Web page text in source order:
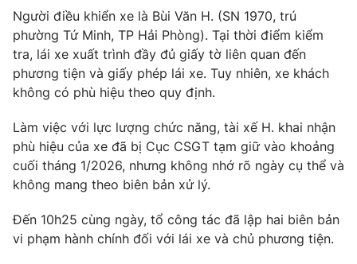
Thị trường
Tư vấn
Lịch phát sóng
Chuyên mục khác
Photo Infographic
Người điều khiển xe là Bùi Văn H. (SN 1970, trú
phường Tứ Minh, TP Hải Phòng). Tại thời điểm kiểm
tra, lái xe xuất trình đầy đủ giấy tờ liên quan đến
phương tiện và giấy phép lái xe. Tuy nhiên, xe khách
không có phù hiệu theo quy định.
Làm việc với lực lượng chức năng, tài xế H. khai nhận
phù hiệu của xe đã bị Cục CSGT tạm giữ vào khoảng
cuối tháng 1/2026, nhưng không nhớ rõ ngày cụ thể và
không mang theo biên bản xử lý.
Đến 10h25 cùng ngày, tổ công tác đã lập hai biên bản
vi phạm hành chính đối với lái xe và chủ phương tiện.